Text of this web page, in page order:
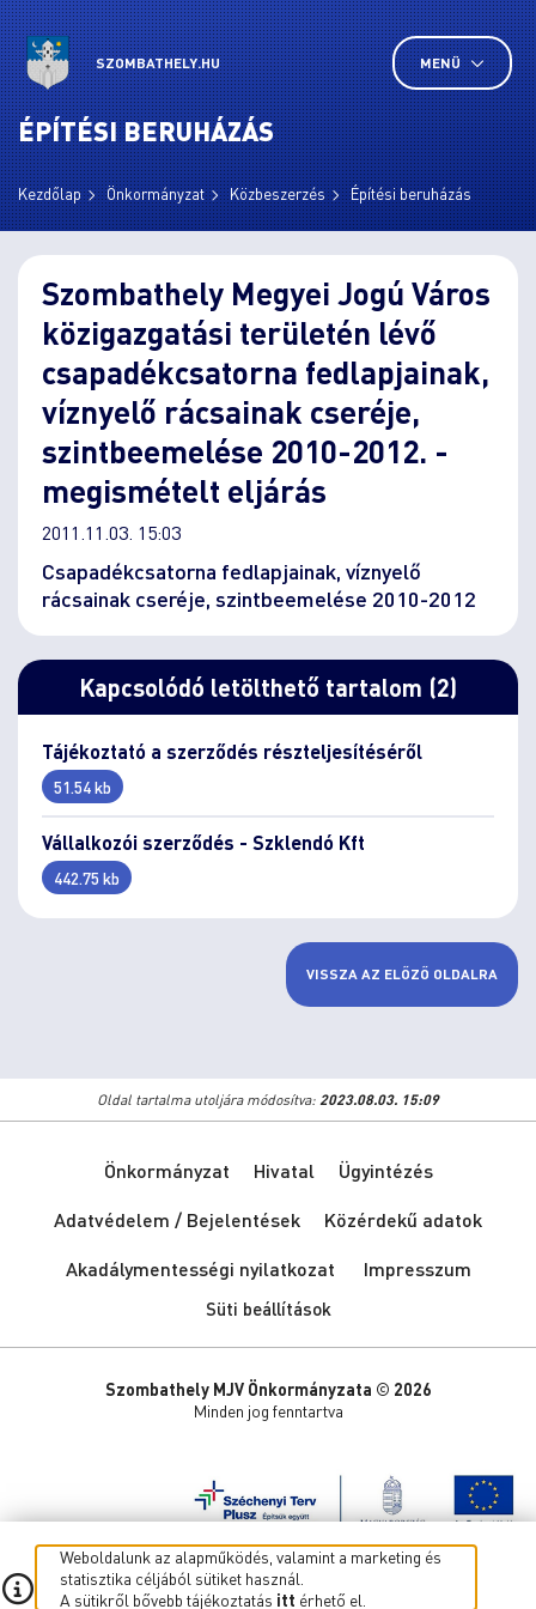
SZOMBATHELY.HU MENÜ
ÉPÍTÉSI BERUHÁZÁS
Kezdőlap Önkormányzat Közbeszerzés Építési beruházás
Szombathely Megyei Jogú Város
közigazgatási területén lévő
csapadékcsatorna fedlapjainak,
víznyelő rácsainak cseréje,
szintbeemelése 2010-2012. -
megismételt eljárás
2011.11.03. 15:03
Csapadékcsatorna fedlapjainak, víznyelő
rácsainak cseréje, szintbeemelése 2010-2012
Kapcsolódó letölthető tartalom (2)
Tájékoztató a szerződés részteljesítéséről
51.54 kb
Vállalkozói szerződés - Szklendó Kft
442.75 kb
VISSZA AZ ELŐZŐ OLDALRA
Oldal tartalma utoljára módosítva: 2023.08.03. 15:09
Önkormányzat Hivatal
Ügyintézés
Adatvédelem / Bejelentések
Közérdekű adatok
Akadálymentességi nyilatkozat
Impresszum
Süti beállítások
Szombathely MJV Önkormányzata © 2026
Minden jog fenntartva
Weboldalunk az alapműködés, valamint a marketing és
statisztika céljából sütiket használ.
A sütikről bővebb tájékoztatás itt érhető el.